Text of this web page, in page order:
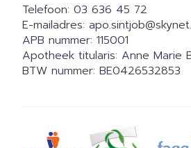
Telefoon: 03 636 45 72
E-mailadres: apo.sintjob@
APB nummer: 115001
Apotheek titularis: Anne Marie
BTW nummer: BE0426532853